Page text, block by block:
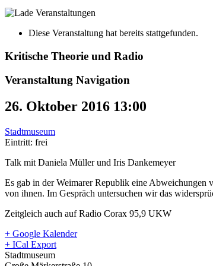
Diese Veranstaltung hat bereits stattgefunden.
Kritische Theorie und Radio
Veranstaltung Navigation
26. Oktober 2016 13:00
Stadtmuseum
Eintritt: frei
Talk mit Daniela Müller und Iris Dankemeyer
Es gab in der Weimarer Republik eine
von ihnen. Im Gespräch untersuchen wir das
Zeitgleich auch auf Radio Corax 95,9 UKW
+ Google Kalender
+ ICal Export
Stadtmuseum